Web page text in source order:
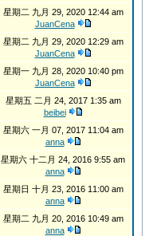
星期二 九月 29, 2020 12:44 am
JuanCena
星期二 九月 29, 2020 12:29 am
JuanCena
星期一 九月 28, 2020 10:40 pm
JuanCena
星期五 二月 24, 2017 1:35 am
beibei
星期六 一月 07, 2017 11:04 am
anna
星期六 十二月 24, 2016 9:55 am
anna
星期日 十月 23, 2016 11:00 am
anna
星期二 九月 20, 2016 10:49 am
anna